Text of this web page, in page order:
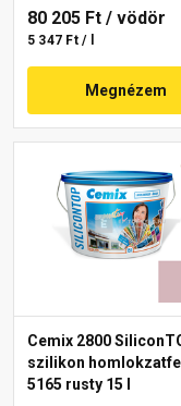
80 205 Ft / vödör
5 347 Ft / l
Megnézem
Cemix 2800
szilikon
5165 rusty 15 l